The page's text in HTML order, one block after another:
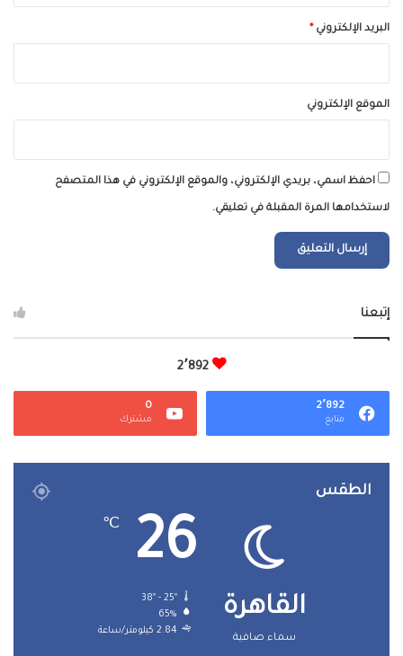
البريد الإلكتروني*
الموقع الإلكتروني
احفظ اسمي، بريدي الإلكتروني، والموقع الإلكتروني في هذا المتصفح
لاستخدامها المرة المقبلة في تعليقي.
إتبعنا
2٬892
2٬892
متابع
0
مشترك
الطقس
القاهرة
سماء صافية
26
℃
38º - 25º
65%
2.84 كيلومتر/ساعة